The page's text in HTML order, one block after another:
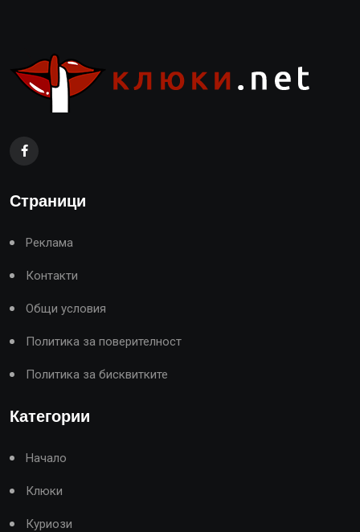
Страници
Реклама
Контакти
Общи условия
Политика за поверителност
Политика за бисквитките
Категории
Начало
Клюки
Куриози